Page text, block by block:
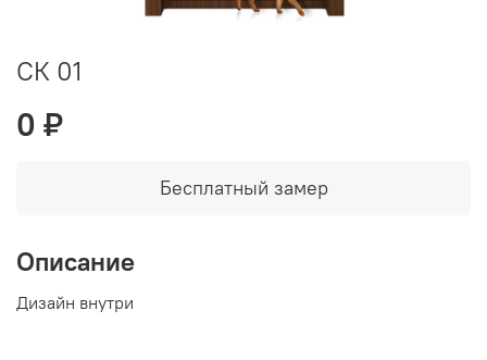
СК 01
0 ₽
Бесплатный замер
Описание
Дизайн внутри